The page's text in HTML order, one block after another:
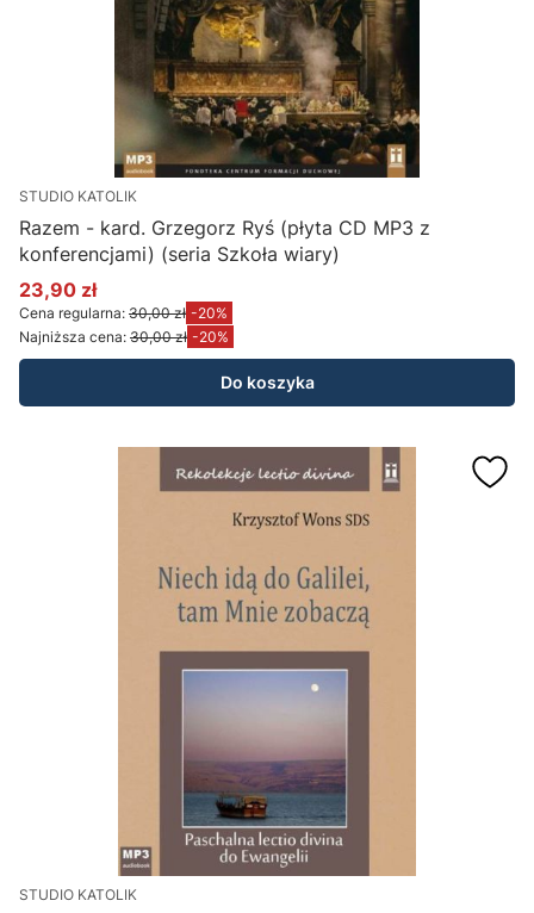
STUDIO KATOLIK
Razem - kard. Grzegorz Ryś (płyta CD MP3 z
konferencjami) (seria Szkoła wiary)
Cena promocyjna
23,90 zł
Cena regularna: 30,00 zł -20%
Najniższa cena: 30,00 zł -20%
Do koszyka
STUDIO KATOLIK